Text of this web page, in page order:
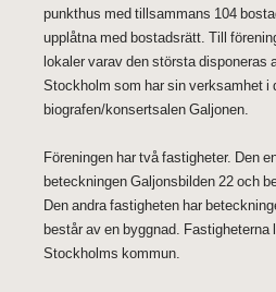
punkthus med tillsammans 104
upplåtna med bostadsrätt. Till
lokaler varav den största disponeras
Stockholm som har sin verksamhet i
biografen/konsertsalen Galjonen.
Föreningen har två fastigheter. Den
beteckningen Galjonsbilden 22 och
Den andra fastigheten har
består av en byggnad. Fastigheterna
Stockholms kommun.